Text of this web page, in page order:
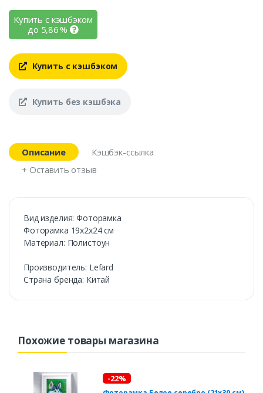
Купить с кэшбэком
до 5,86%
Купить с кэшбэком
Купить без кэшбэка
Описание
Кэшбэк-ссылка
+ Оставить отзыв
Вид изделия: Фоторамка
Фоторамка 19х2х24 см
Материал: Полистоун
Производитель: Lefard
Страна бренда: Китай
Похожие товары магазина
-22%